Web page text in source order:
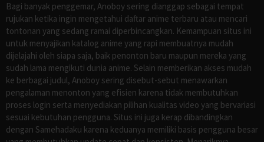
Bagi banyak penggemar, Anoboy sering dianggap sebagai tempat
rujukan ketika ingin mengetahui daftar anime terbaru atau mencari
tontonan yang sedang ramai diperbincangkan. Kemampuan situs ini
untuk menyajikan katalog anime yang rapi membuatnya mudah
dijelajahi oleh siapa saja, baik penonton baru maupun mereka yang
sudah lama mengikuti dunia anime. Selain memberikan akses mudah
ke berbagai judul, Anoboy sering disebut-sebut menawarkan
pengalaman menonton yang efisien karena tidak membutuhkan
proses login serta menyediakan pilihan kualitas video yang bervariasi
sesuai kebutuhan pengguna. Situs ini juga kerap dibandingkan
dengan Samehadaku karena keduanya memiliki basis pengguna besar